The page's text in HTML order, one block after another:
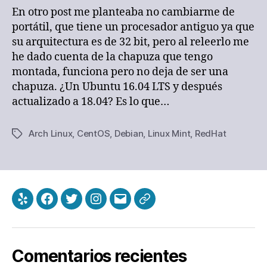
del
soporte
de
los
32bits
En otro post me planteaba no cambiarme de
portátil, que tiene un procesador antiguo ya que
su arquitectura es de 32 bit, pero al releerlo me
he dado cuenta de la chapuza que tengo
montada, funciona pero no deja de ser una
chapuza. ¿Un Ubuntu 16.04 LTS y después
actualizado a 18.04? Es lo que…
Etiquetas
Arch Linux, CentOS, Debian, Linux Mint, RedHat
Yelp Facebook
TwitterInstagram
CorreoPolítica
(UE)
Comentarios recientes